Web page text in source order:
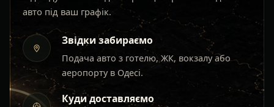
авто під ваш графік.
Звідки забираємо
Подача авто з готелю, ЖК, вокзалу або
аеропорту в Одесі.
Куди доставляємо